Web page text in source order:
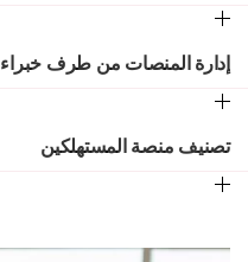
إدارة المنصات من طرف خبراء
تصنيف منصة المستهلكين